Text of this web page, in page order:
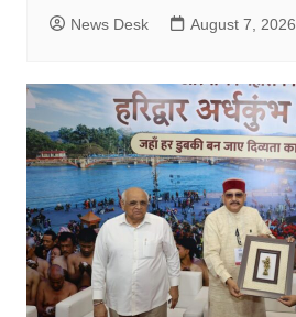
News Desk August 7, 2026